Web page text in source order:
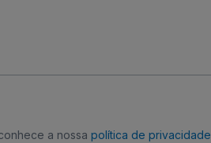
a nossa política de privacidade